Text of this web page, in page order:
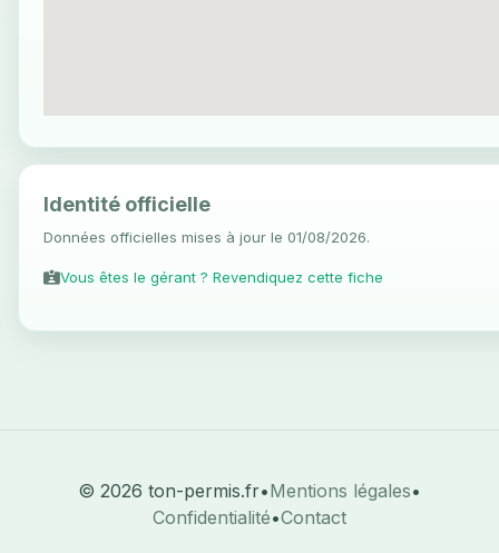
Identité officielle
Données officielles mises à jour le 01/08/2026.
Vous êtes le gérant ? Revendiquez cette fiche
© 2026 ton-permis.fr•Mentions légales•
Confidentialité•Contact